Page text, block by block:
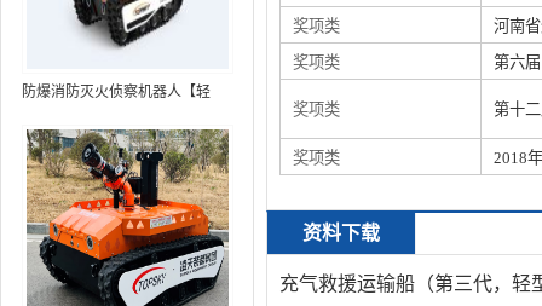
防爆消防灭火侦察机器人【轻
装置+语音控制+跟随功能+5G控
制+水炮跟踪火焰+自主导航）
奖项类
河南
奖项类
第六
奖项类 第十
奖项类 2018
资料下载
充气救援运输船（第三代，轻